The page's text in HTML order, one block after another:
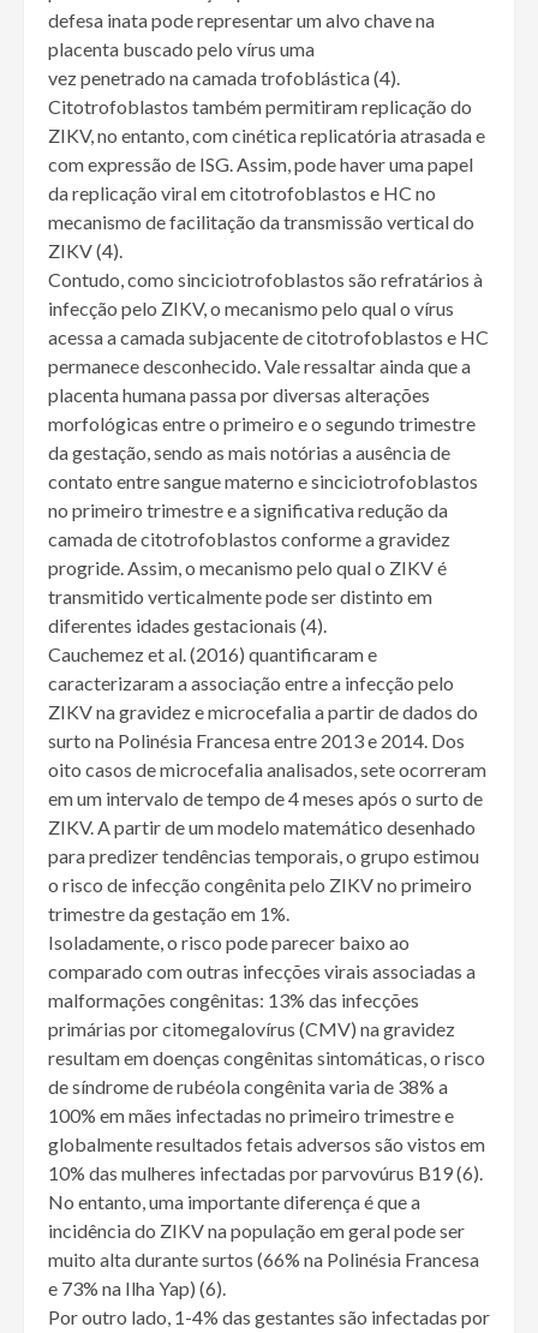
defesa inata pode representar um alvo chave na
placenta buscado pelo vírus uma
vez penetrado na camada trofoblástica (4).
Citotrofoblastos também permitiram replicação do
ZIKV, no entanto, com cinética replicatória atrasada e
com expressão de ISG. Assim, pode haver uma papel
da replicação viral em citotrofoblastos e HC no
mecanismo de facilitação da transmissão vertical do
ZIKV (4).
Contudo, como sinciciotrofoblastos são refratários à
infecção pelo ZIKV, o mecanismo pelo qual o vírus
acessa a camada subjacente de citotrofoblastos e HC
permanece desconhecido. Vale ressaltar ainda que a
placenta humana passa por diversas alterações
morfológicas entre o primeiro e o segundo trimestre
da gestação, sendo as mais notórias a ausência de
contato entre sangue materno e sinciciotrofoblastos
no primeiro trimestre e a significativa redução da
camada de citotrofoblastos conforme a gravidez
progride. Assim, o mecanismo pelo qual o ZIKV é
transmitido verticalmente pode ser distinto em
diferentes idades gestacionais (4).
Cauchemez et al. (2016) quantificaram e
caracterizaram a associação entre a infecção pelo
ZIKV na gravidez e microcefalia a partir de dados do
surto na Polinésia Francesa entre 2013 e 2014. Dos
oito casos de microcefalia analisados, sete ocorreram
em um intervalo de tempo de 4 meses após o surto de
ZIKV. A partir de um modelo matemático desenhado
para predizer tendências temporais, o grupo estimou
o risco de infecção congênita pelo ZIKV no primeiro
trimestre da gestação em 1%.
Isoladamente, o risco pode parecer baixo ao
comparado com outras infecções virais associadas a
malformações congênitas: 13% das infecções
primárias por citomegalovírus (CMV) na gravidez
resultam em doenças congênitas sintomáticas, o risco
de síndrome de rubéola congênita varia de 38% a
100% em mães infectadas no primeiro trimestre e
globalmente resultados fetais adversos são vistos em
10% das mulheres infectadas por parvovúrus B19 (6).
No entanto, uma importante diferença é que a
incidência do ZIKV na população em geral pode ser
muito alta durante surtos (66% na Polinésia Francesa
e 73% na Ilha Yap) (6).
Por outro lado, 1-4% das gestantes são infectadas por